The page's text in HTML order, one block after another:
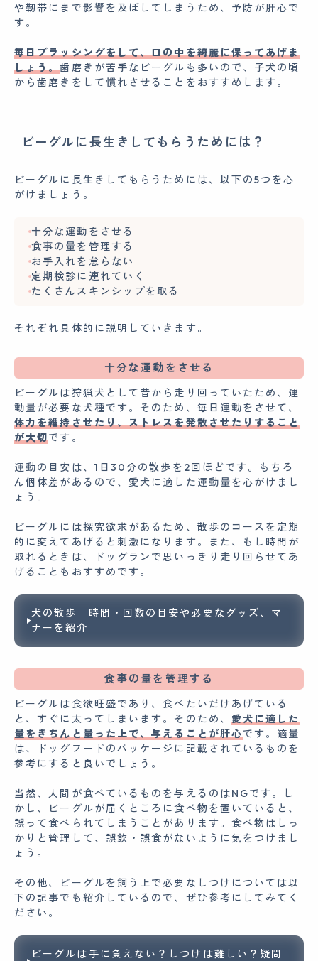
や靭帯にまで影響を及ぼしてしまうため、予防が肝心で
す。
毎日ブラッシングをして、口の中を綺麗に保ってあげま
しょう。歯磨きが苦手なビーグルも多いので、子犬の頃
から歯磨きをして慣れさせることをおすすめします。
ビーグルに長生きしてもらうためには？
ビーグルに長生きしてもらうためには、以下の5つを心
がけましょう。
十分な運動をさせる
食事の量を管理する
お手入れを怠らない
定期検診に連れていく
たくさんスキンシップを取る
それぞれ具体的に説明していきます。
十分な運動をさせる
ビーグルは狩猟犬として昔から走り回っていたため、運
動量が必要な犬種です。そのため、毎日運動をさせて、
体力を維持させたり、ストレスを発散させたりすること
が大切です。
運動の目安は、1日30分の散歩を2回ほどです。もちろ
ん個体差があるので、愛犬に適した運動量を心がけまし
ょう。
ビーグルには探究欲求があるため、散歩のコースを定期
的に変えてあげると刺激になります。また、もし時間が
取れるときは、ドッグランで思いっきり走り回らせてあ
げることもおすすめです。
犬の散歩｜時間・回数の目安や必要なグッズ、マ
ナーを紹介
食事の量を管理する
ビーグルは食欲旺盛であり、食べたいだけあげている
と、すぐに太ってしまいます。そのため、 愛犬に適した
量をきちんと量った上で、与えることが肝心です。適量
は、ドッグフードのパッケージに記載されているものを
参考にすると良いでしょう。
当然、人間が食べているものを与えるのはNGです。し
かし、ビーグルが届くところに食べ物を置いていると、
誤って食べられてしまうことがあります。食べ物はしっ
かりと管理して、誤飲・誤食がないように気をつけまし
ょう。
その他、ビーグルを飼う上で必要なしつけについては以
下の記事でも紹介しているので、ぜひ参考にしてみてく
ださい。
ビーグルは手に負えない？しつけは難しい？疑問